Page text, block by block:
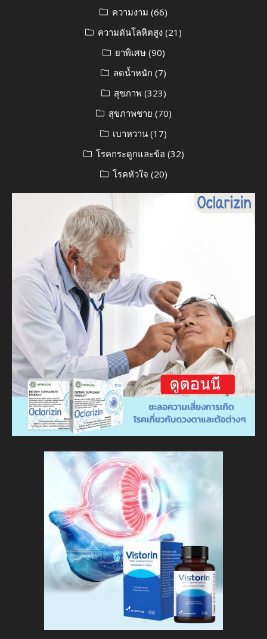
ความงาม (66)
ความดันโลหิตสูง (21)
ยาพิเศษ(90)
ลดน้ำหนัก (7)
สุขภาพ (323)
สุขภาพชาย (70)
เบาหวาน (17)
โรคกระดูกและข้อ (32)
โรคหัวใจ (20)